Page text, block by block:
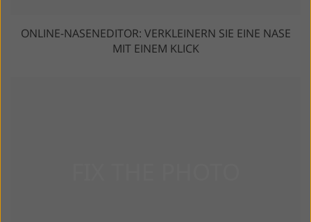
ONLINE-NASENEDITOR: VERKLEINERN SIE EINE NASE
MIT EINEM KLICK